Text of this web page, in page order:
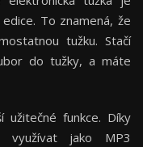
To znamená, že
tužku. Stačí
do tužky, a máte
užitečné funkce. Díky
využívat jako MP3